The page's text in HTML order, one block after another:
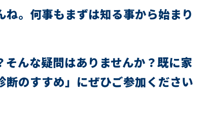
。何事もまずは知る事から始まり
んな疑問はありませんか？既に家
のすすめ」にぜひご参加ください